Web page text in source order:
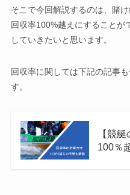
そこで今回解説するのは、賭
回収率100%越えにすることが
していきたいと思います。
回収率に関しては下記の記事
す。
【競
100％